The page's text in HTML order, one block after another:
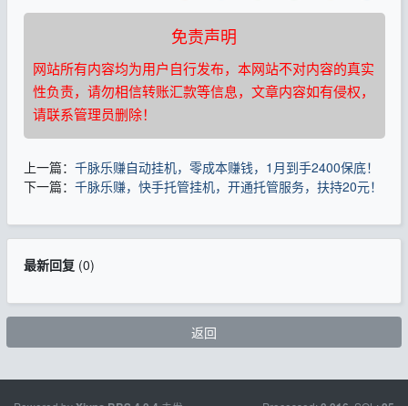
免责声明
网站所有内容均为用户自行发布，本网站不对内容的真实
性负责，请勿相信转账汇款等信息，文章内容如有侵权，
请联系管理员删除！
上一篇： 千脉乐赚自动挂机，零成本赚钱，1月到手2400保底！
下一篇： 千脉乐赚，快手托管挂机，开通托管服务，扶持20元！
最新回复(0)
返回